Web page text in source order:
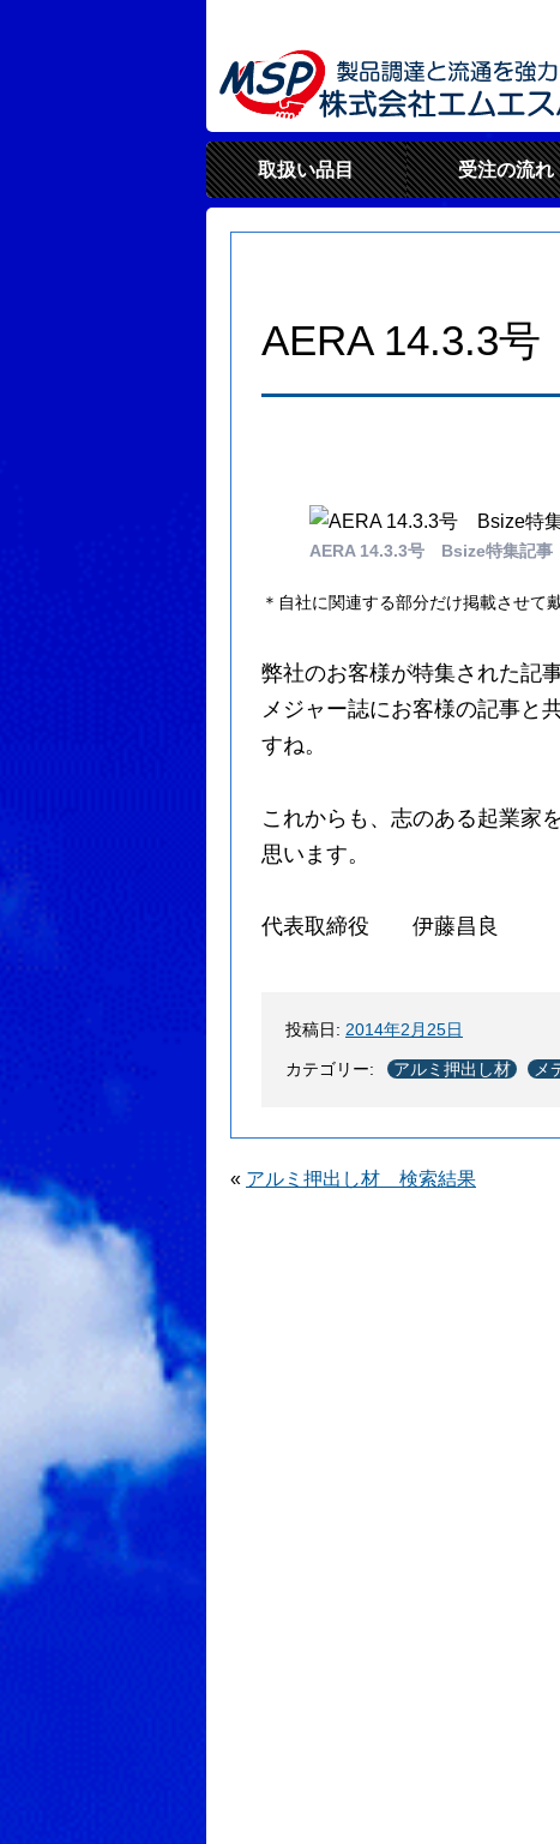
取扱い品目 受注の流れ
AERA 14.3.3
AERA 14.3.3号 Bsize特集記事
＊自社に関連する部分だけ掲載させて
弊社のお客様が特集された記
メジャー誌にお客様の記事と
すね。
これからも、志のある起業家
思います。
代表取締役 伊藤昌良
投稿日: 2014年2月25日
カテゴリー: アルミ押出し材 メ
« アルミ押出し材 検索結果